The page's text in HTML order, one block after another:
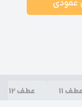
عمودی
عطف 11 عطف 12